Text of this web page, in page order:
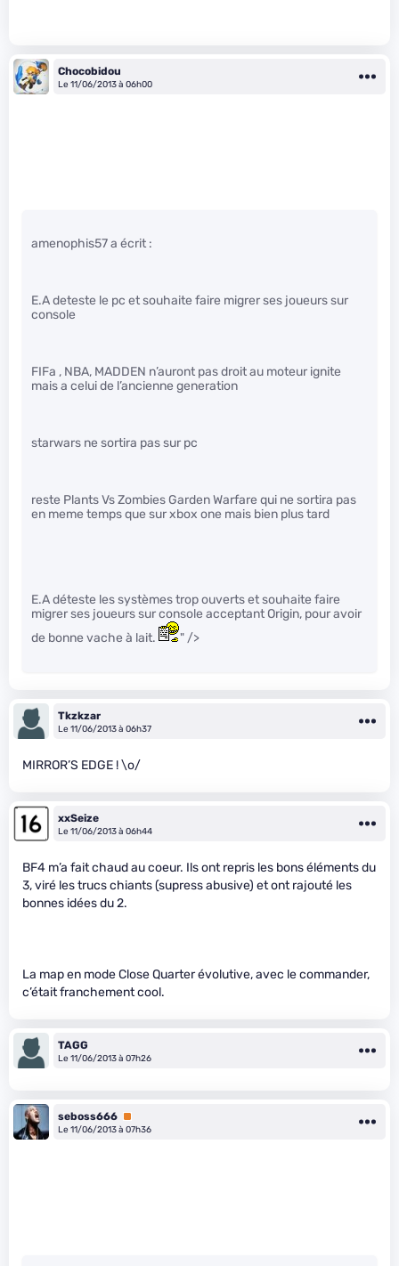
Chocobidou
Le 11/06/2013 à 06h00
amenophis57 a écrit :
E.A deteste le pc et souhaite faire migrer ses joueurs sur
console
FIFa , NBA, MADDEN n’auront pas droit au moteur ignite
mais a celui de l’ancienne generation
starwars ne sortira pas sur pc
reste Plants Vs Zombies Garden Warfare qui ne sortira pas
en meme temps que sur xbox one mais bien plus tard
E.A déteste les systèmes trop ouverts et souhaite faire
migrer ses joueurs sur console acceptant Origin, pour avoir
de bonne vache à lait.
" />
Tkzkzar
Le 11/06/2013 à 06h37
MIRROR’S EDGE ! \o/
xxSeize
Le 11/06/2013 à 06h44
BF4 m’a fait chaud au coeur. Ils ont repris les bons éléments du
3, viré les trucs chiants (supress abusive) et ont rajouté les
bonnes idées du 2.
La map en mode Close Quarter évolutive, avec le commander,
c’était franchement cool.
TAGG
Le 11/06/2013 à 07h26
seboss666 Premium
Le 11/06/2013 à 07h36